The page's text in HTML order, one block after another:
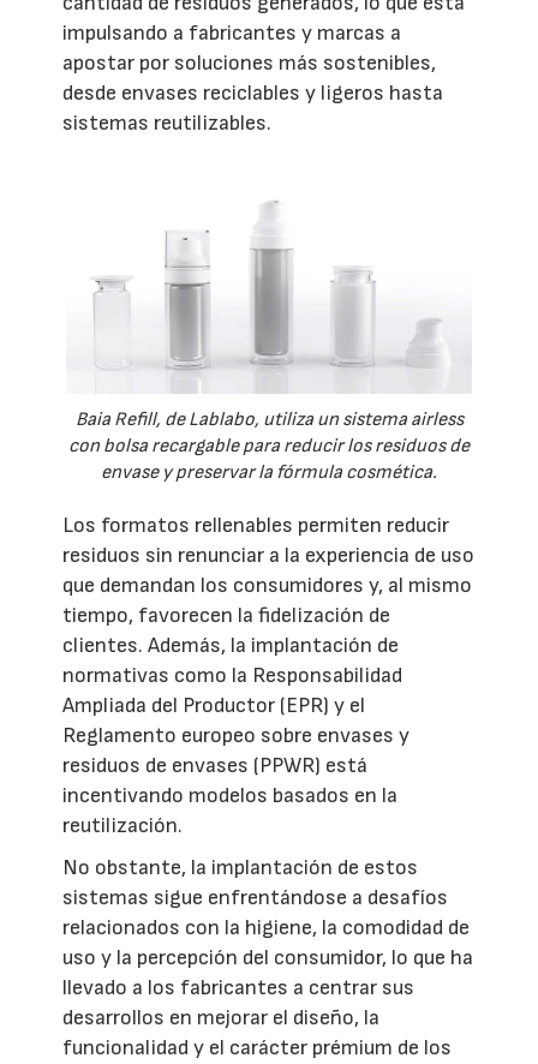
impulsando a fabricantes y marcas a
apostar por soluciones más sostenibles,
desde envases reciclables y ligeros hasta
sistemas reutilizables.
Baia Refill, de Lablabo, utiliza un sistema airless
con bolsa recargable para reducir los residuos de
envase y preservar la fórmula cosmética.
Los formatos rellenables permiten reducir
residuos sin renunciar a la experiencia de uso
que demandan los consumidores y, al mismo
tiempo, favorecen la fidelización de
clientes. Además, la implantación de
normativas como la Responsabilidad
Ampliada del Productor (EPR) y el
Reglamento europeo sobre envases y
residuos de envases (PPWR) está
incentivando modelos basados en la
reutilización.
No obstante, la implantación de estos
sistemas sigue enfrentándose a desafíos
relacionados con la higiene, la comodidad de
uso y la percepción del consumidor, lo que ha
llevado a los fabricantes a centrar sus
desarrollos en mejorar el diseño, la
funcionalidad y el carácter prémium de los